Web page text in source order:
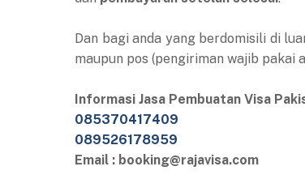
Dan bagi anda yang berdomisili di
maupun pos (pengiriman wajib pakai
Informasi Jasa Pembuatan Visa
085370417409
089526178959
Email : booking@rajavisa.com